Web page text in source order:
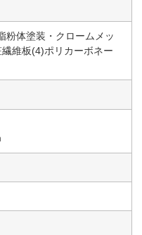
粉体塗装・クロームメッ
維板(4)ポリカーボネー